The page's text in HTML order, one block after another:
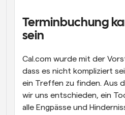
Arbeitsabläufe
Automatisieren Sie die
Bleiben Sie auf dem
Nachrichten und Updates.
Treffen Sie sich in
Terminbuchung
sein
Cal.com wurde mit der
dass es nicht kompliziert
ein Treffen zu finden. Aus
wir uns entschieden, ein
alle Engpässe und